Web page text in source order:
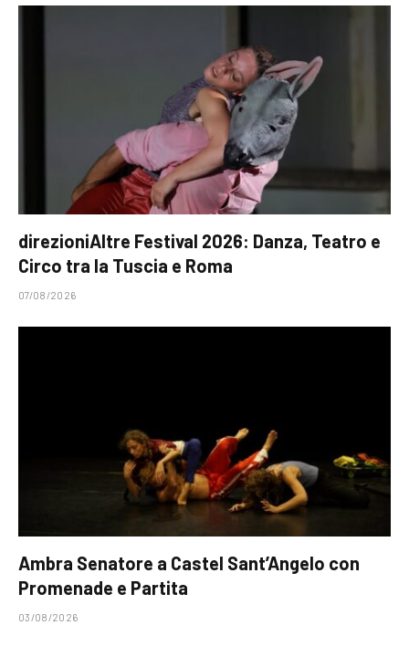
direzioniAltre Festival 2026: Danza, Teatro e
Circo tra la Tuscia e Roma
07/08/2026
Ambra Senatore a Castel Sant’Angelo con
Promenade e Partita
03/08/2026